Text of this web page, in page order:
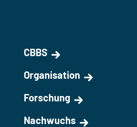
CBBS
Organisation
Forschung
Nachwuchs